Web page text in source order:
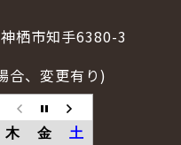
栖市知手6380-3
合、変更有り)
木 金 土